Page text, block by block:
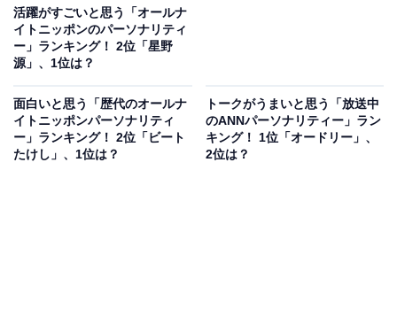
活躍がすごいと思う「オールナ
イトニッポンのパーソナリティ
ー」ランキング！ 2位「星野
源」、1位は？
面白いと思う「歴代のオールナ
イトニッポンパーソナリティ
ー」ランキング！ 2位「ビート
たけし」、1位は？
トークがうまいと思う「放送中
のANNパーソナリティー」ラン
キング！ 1位「オードリー」、
2位は？